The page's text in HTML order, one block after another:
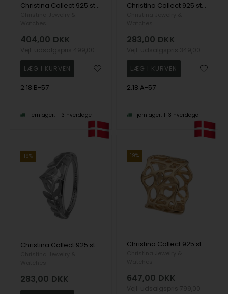
Christina Collect 925 sterling sølv Hearts For Ever Flot forgyldt ring med hjerter og ægte topas, model 2.18.B-57
404,00 DKK
2.18.B-57
Fjernlager 1-3 hverdage
Christina Collect 925 sterling sølv Hearts For Ever Flot ring med hjerter og ægte topas, model 2.18.A-57
283,00 DKK
2.18.A-57
Fjernlager 1-3 hverdage
19%
Christina Collect 925 sterling sølv Princess Leaves Prinssesse ring med blade og topas, model 2.17.A-57
283,00 DKK
19%
Christina Collect 925 sterling sølv Nature Of Light Bred ring med huller, model 5.5.B-57
647,00 DKK